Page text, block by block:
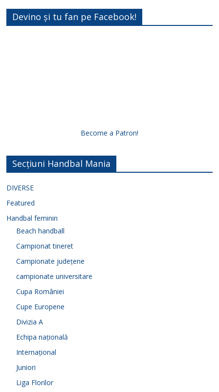
Devino și tu fan pe Facebook!
Become a Patron!
Secțiuni Handbal Mania
DIVERSE
Featured
Handbal feminin
Beach handball
Campionat tineret
Campionate județene
campionate universitare
Cupa României
Cupe Europene
Divizia A
Echipa națională
Internațional
Juniori
Liga Florilor